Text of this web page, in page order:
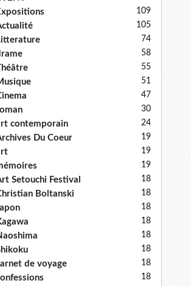
109
105
74
58
55
51
47
30
contemporain 24
Du Coeur 19
19
19
Setouchi Festival 18
Boltanski 18
18
18
18
18
de voyage 18
18